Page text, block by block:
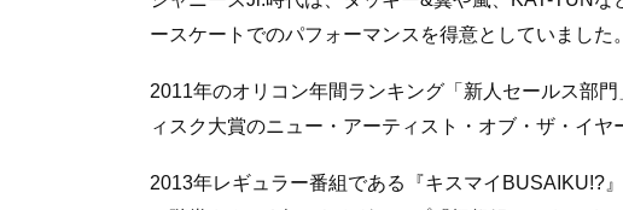
ースケートでのパフォーマンスを得意としていました。
2011年のオリコン年間ランキング「新人セールス部
ィスク大賞のニュー・アーティスト・オブ・ザ・イヤ
2013年レギュラー番組である『キスマイBUSAIKU!?